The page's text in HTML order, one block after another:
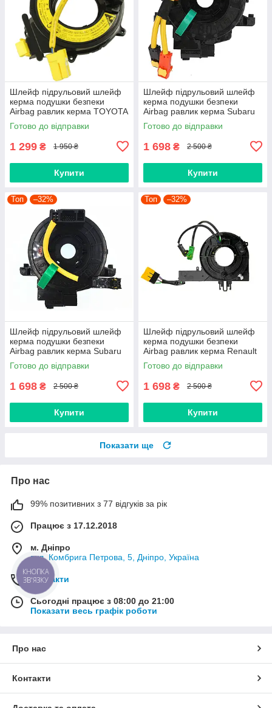
Шлейф підрульовий шлейф
керма подушки безпеки
Airbag равлик керма TOYOTA
8430612070, 843060C010
8430605020, 8430660050,
Готово до відправки
1 299 ₴ 1 950 ₴
Купити
Шлейф підрульовий шлейф
керма подушки безпеки
Airbag равлик керма Subaru
Forester Impreza Legacy
Outback XV 83196FJ010
Готово до відправки
1 698 ₴ 2 500 ₴
Купити
Топ –32%
Шлейф підрульовий шлейф
керма подушки безпеки
Airbag равлик керма Subaru
Forester Impreza Legacy
Outback XV 83196FJ000
Готово до відправки
1 698 ₴ 2 500 ₴
Купити
Топ –32%
Шлейф підрульовий шлейф
керма подушки безпеки
Airbag равлик керма Renault
Megane 3, Scenic 3
(255670017R, 255670019R)
Готово до відправки
1 698 ₴ 2 500 ₴
Купити
Показати ще
Про нас
99% позитивних з 77 відгуків за рік
Працює з 17.12.2018
м. Дніпро
вул. Комбрига Петрова, 5, Дніпро, Україна
Контакти
Сьогодні працює з 08:00 до 21:00
Показати весь графік роботи
Про нас
Контакти
КНОПКА
ЗВ'ЯЗКУ